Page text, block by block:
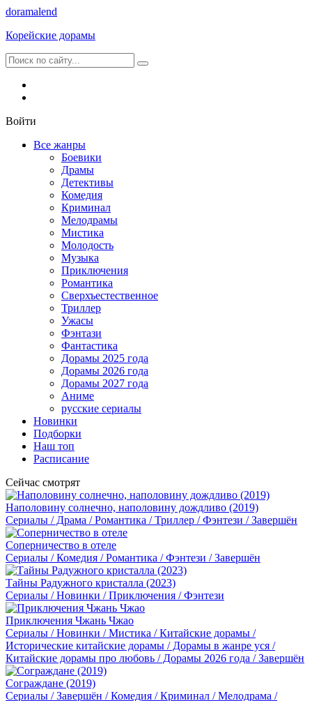
doramalend
Корейские дорамы
Войти
Все жанры
Боевики
Драмы
Детективы
Комедия
Криминал
Мелодрамы
Мистика
Молодость
Музыка
Приключения
Романтика
Сверхъестественное
Триллер
Ужасы
Фэнтази
Фантастика
Дорамы 2025 года
Дорамы 2026 года
Дорамы 2027 года
Аниме
русские сериалы
Новинки
Подборки
Наш топ
Расписание
Сейчас смотрят
Наполовину солнечно, наполовину дождливо (2019)
Сериалы / Драма / Романтика / Триллер / Фэнтези / Завершён
Соперничество в отеле
Сериалы / Комедия / Романтика / Фэнтези / Завершён
Тайны Радужного кристалла (2023)
Сериалы / Новинки / Приключения / Фэнтези
Приключения Чжань Чжао
Сериалы / Новинки / Мистика / Китайские дорамы /
Исторические китайские дорамы / Дорамы в жанре уся /
Китайские дорамы про любовь / Дорамы 2026 года / Завершён
Сограждане (2019)
Сериалы / Завершён / Комедия / Криминал / Мелодрама /